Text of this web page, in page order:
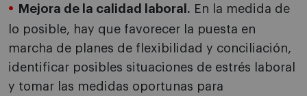
Mejora de la calidad laboral. En la medida de
lo posible, hay que favorecer la puesta en
marcha de planes de flexibilidad y conciliación,
identificar posibles situaciones de estrés laboral
y tomar las medidas oportunas para